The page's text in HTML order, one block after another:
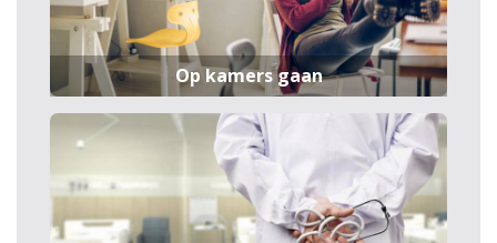
Op kamers gaan